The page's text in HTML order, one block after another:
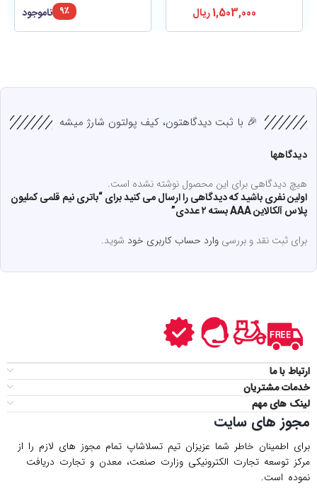
1,503,000ریال ناموجود ۹٪
🎉 با ثبت دیدگاهتون، کیف پولتون شارژ میشه
دیدگاهها
هیچ دیدگاهی برای این محصول نوشته نشده است.
اولین نفری باشید که دیدگاهی را ارسال می کنید برای “باتری نیم قلمی کملیون
پلاس آلکالاین AAA بسته ۲ عددی”
برای ثبت نقد و بررسیوارد حساب کاربری خود شوید.
ارتباط با ما
خدمات مشتریان
لینک های مهم
مجوز های سایت
برای اطمینان خاطر شما عزیزان تیم تسلاشاپ تمام مجوز های لازم را از
مركز توسعه تجارت الكترونیكی وزارت صنعت، معدن و تجارت دریافت
نموده است.